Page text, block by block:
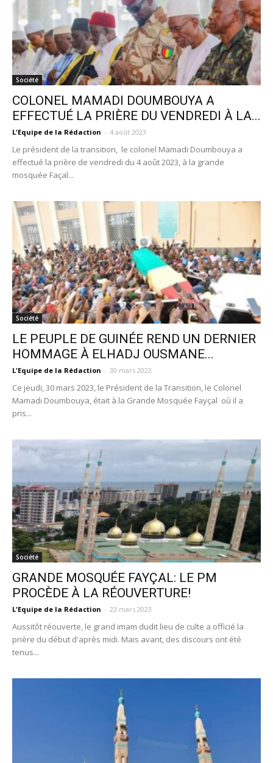
Société
COLONEL MAMADI DOUMBOUYA A
EFFECTUÉ LA PRIÈRE DU VENDREDI À LA...
L'Equipe de la Rédaction - 4 août 2023
Le président de la transition, le colonel Mamadi Doumbouya a
effectué la prière de vendredi du 4 août 2023, à la grande
mosquée Façal...
Société
LE PEUPLE DE GUINÉE REND UN DERNIER
HOMMAGE À ELHADJ OUSMANE...
L'Equipe de la Rédaction - 30 mars 2023
Ce jeudi, 30 mars 2023, le Président de la Transition, le Colonel
Mamadi Doumbouya, était à la Grande Mosquée Fayçal où il a
pris...
Société
GRANDE MOSQUÉE FAYÇAL: LE PM
PROCÈDE À LA RÉOUVERTURE!
L'Equipe de la Rédaction - 23 mars 2023
Aussitôt réouverte, le grand imam dudit lieu de culte a officié la
prière du début d'après midi. Mais avant, des discours ont été
tenus...